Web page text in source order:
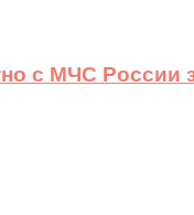
с МЧС России